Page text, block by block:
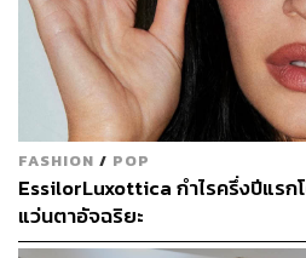
FASHION / POP
EssilorLuxottica กำไรครึ่งปีแรก
แว่นตาอัจฉริยะ